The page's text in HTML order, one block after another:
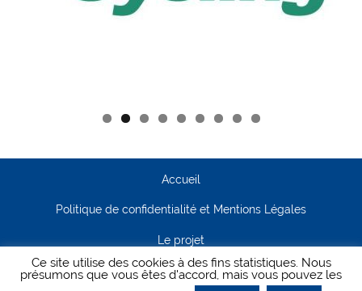
Accueil
Politique de confidentialité et Mentions Légales
Le projet
Contact
Ce site utilise des cookies à des fins statistiques. Nous
présumons que vous êtes d'accord, mais vous pouvez les